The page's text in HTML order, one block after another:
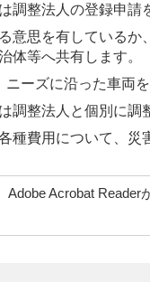
調整法人の登録申請
思を有しているか
体等へ共有します。
ーズに沿った車両を
調整法人と個別に調
費用について、災
Acrobat